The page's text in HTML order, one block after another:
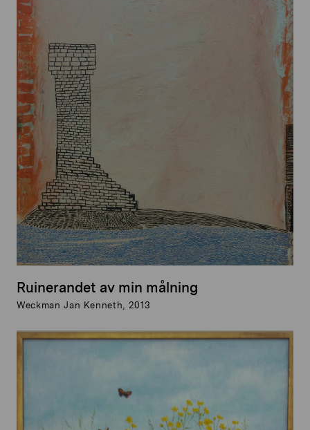
Ruinerandet av min målning
Weckman Jan Kenneth, 2013